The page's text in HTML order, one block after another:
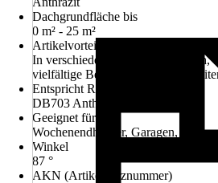
Dachgrundfläche bis
0 m² - 25 m²
Artikelvorteil
In verschiedenen Farben erhältlich,
vielfältige
Entspricht RAL-Farbton
DB703 Anthrazit-metallic
Geeignet für
Wochenendhäuser, Garagen,
Winkel
87 °
AKN (Artikelkurznummer)